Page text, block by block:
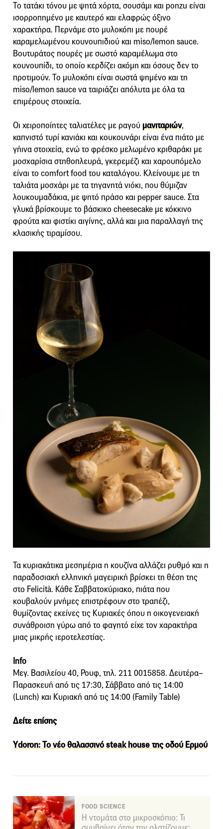
Το τατάκι τόνου με ψητά χόρτα, σουσάμι και ponzu είναι
ισορροπημένο με καυτερό και ελαφρώς όξινο
χαρακτήρα. Περνάμε στο μυλοκόπι με πουρέ
καραμελωμένου κουνουπιδιού και miso/lemon sauce.
Βουτυράτος πουρές με σωστό καραμέλωμα στο
κουνουπίδι, το οποίο κερδίζει ακόμη και όσους δεν το
προτιμούν. Το μυλοκόπι είναι σωστά ψημένο και τη
miso/lemon sauce να ταιριάζει απόλυτα με όλα τα
επιμέρους στοιχεία.
Οι χειροποίητες ταλιατέλες με ραγού μανιταριών,
καπνιστό τυρί κανιάκι και κουκουνάρι είναι ένα πιάτο με
γήινα στοιχεία, ενώ το φρέσκο μελωμένο κριθαράκι με
μοσχαρίσια στηθοπλευρά, γκερεμέζι και χαρουπόμελο
είναι το comfort food του καταλόγου. Κλείνουμε με τη
ταλιάτα μοσχάρι με τα τηγανητά νιόκι, που θύμιζαν
λουκουμαδάκια, με ψητό πράσο και pepper sauce. Στα
γλυκά βρίσκουμε το βάσκικο cheesecake με κόκκινο
φρούτα και φιστίκι αιγίνης, αλλά και μια παραλλαγή της
κλασικής τιραμίσου.
Τα κυριακάτικα μεσημέρια η κουζίνα αλλάζει ρυθμό και η
παραδοσιακή ελληνική μαγειρική βρίσκει τη θέση της
στο Felicità. Κάθε Σαββατοκύριακο, πιάτα που
κουβαλούν μνήμες επιστρέφουν στο τραπέζι,
θυμίζοντας εκείνες τις Κυριακές όπου η οικογενειακή
συνάθροιση γύρω από το φαγητό είχε τον χαρακτήρα
μιας μικρής ιεροτελεστίας.
Info
Μεγ. Βασιλείου 40, Ρουφ, τηλ. 211 0015858. Δευτέρα–
Παρασκευή από τις 17:30, Σάββατο από τις 14:00
(Lunch) και Κυριακή από τις 14:00 (Family Table)
Δείτε επίσης
Ydoron: Το νέο θαλασσινό steak house της οδού Ερμού
FOOD SCIENCE
Η ντομάτα στο μικροσκόπιο: Τι